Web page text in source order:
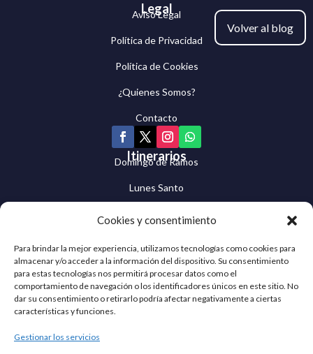
Cookies y consentimiento
Para brindar la mejor experiencia, utilizamos tecnologías como cookies para
almacenar y/o acceder a la información del dispositivo. Su consentimiento
para estas tecnologías nos permitirá procesar datos como el
comportamiento de navegación o los identificadores únicos en este sitio. No
dar su consentimiento o retirarlo podría afectar negativamente a ciertas
características y funciones.
Gestionar los servicios
Volver al blog
Legal
Aviso Legal
Política de Privacidad
Política de Cookies
¿Quienes Somos?
Contacto
Itinerarios
Domingo de Ramos
Lunes Santo
Martes Santo
Jueves Santo
Viernes Santo